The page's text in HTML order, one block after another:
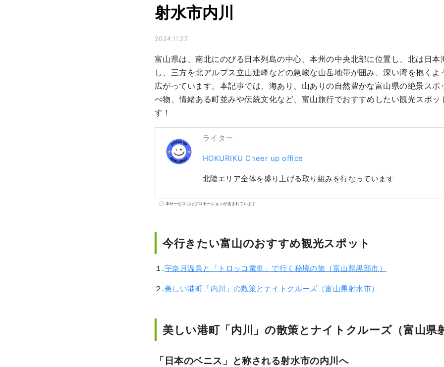
射水市内川
2024.11.27
富山県は、南北にのびる日本列島の中心、本州の中央北部に位置し、北は日本
し、三方を北アルプス立山連峰などの急峻な山岳地帯が囲み、深い湾を抱くよ
広がっています。本記事では、海あり、山ありの自然豊かな富山県の絶景スポ
べ物、情緒ある町並みや伝統文化など、富山旅行でおすすめしたい観光スポッ
す！
ライター
HOKURIKU Cheer up office
北陸エリア全体を盛り上げる取り組みを行なっています
本サービスにはプロモーションが含まれています
今行きたい富山のおすすめ観光スポット
１.宇奈月温泉と「トロッコ電車」で行く秘境の旅（富山県黒部市）
２.美しい港町「内川」の散策とナイトクルーズ（富山県射水市）
美しい港町「内川」の散策とナイトクルーズ（富山県
「日本のベニス」と称される射水市の内川へ